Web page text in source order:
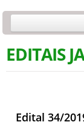
EDITAIS
Edital 34/